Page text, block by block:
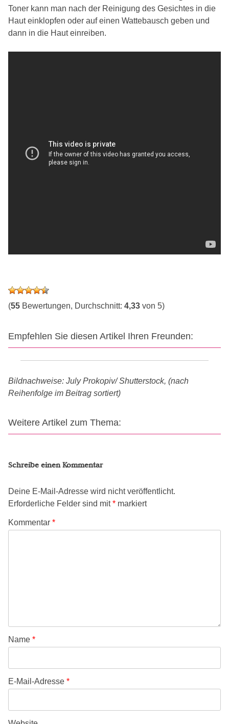
Toner kann man nach der Reinigung des Gesichtes in die
Haut einklopfen oder auf einen Wattebausch geben und
dann in die Haut einreiben.
(55 Bewertungen, Durchschnitt: 4,33 von 5)
Empfehlen Sie diesen Artikel Ihren Freunden:
Bildnachweise: July Prokopiv/ Shutterstock, (nach
Reihenfolge im Beitrag sortiert)
Weitere Artikel zum Thema:
Schreibe einen Kommentar
Deine E-Mail-Adresse wird nicht veröffentlicht.
Erforderliche Felder sind mit* markiert
Kommentar *
Name *
E-Mail-Adresse *